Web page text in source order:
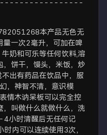
本产品无色无
量一次2毫升，可加在啤
奶和可乐等任何饮料,溶
，饼干，馒头，米饭，炒
出有药品在饮品中，服
，神智不清，意识模
情木讷呆板可以完全控
，叫做什么就做什么，洗
小时清醒后无任何记
内可以连续使用3次，